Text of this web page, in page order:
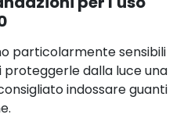
particolarmente sensibili
proteggerle dalla luce una
indossare guanti